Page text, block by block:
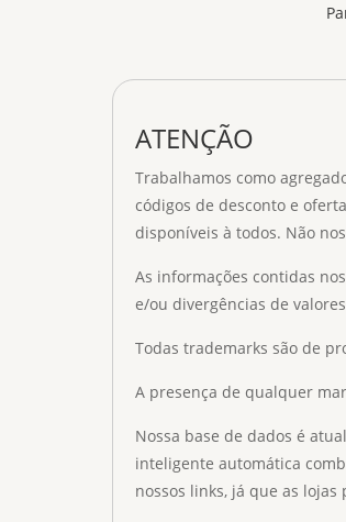
ATENÇÃO
Trabalhamos como
códigos de desconto e
disponíveis à todos. Não
As informações contidas
e/ou divergências de
Todas trademarks são de
A presença de qualquer
Nossa base de dados é
inteligente automática
nossos links, já que as